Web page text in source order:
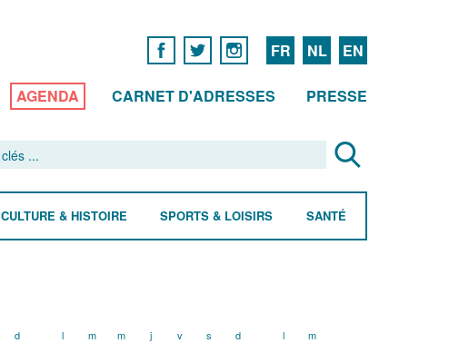
FR NL EN
AGENDA CARNET D'ADRESSES PRESSE
CULTURE & HISTOIRE SPORTS & LOISIRS SANTÉ
d l m m j v s d l m